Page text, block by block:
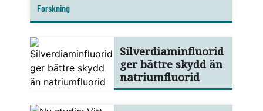
Forskning
Silverdiaminfluorid
ger bättre skydd än
natriumfluorid